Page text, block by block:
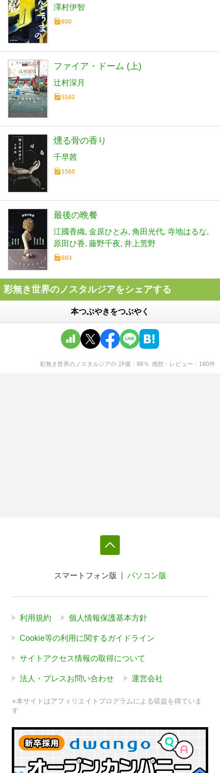
澤村伊智
600
ファイア・ドーム (上)
辻村深月
5162
燻る骨の香り
千早茜
1560
最後の晩餐
江國香織 金原ひとみ 角田光代 寺地はるな
原田ひ香 藤野千夜 井上荒野
603
彩無き世界のノスタルジアをシェアする
本つぶやきをつぶやく
彩無き世界のノスタルジアの 評価 98 ％ 感想・レビュー 180件
スマートフォン版 パソコン版
利用規約 個人情報保護基本方針
Cookie等の利用に関するガイドライン
サイトアクセス情報の取得について
法人・プレスお問い合わせ 運営会社
※本サイトはアフィリエイトプログラムによる収益を得ていま
す